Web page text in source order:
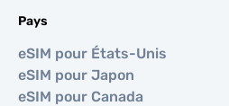
Pays
eSIM pour États-Unis
eSIM pour Japon
eSIM pour Canada